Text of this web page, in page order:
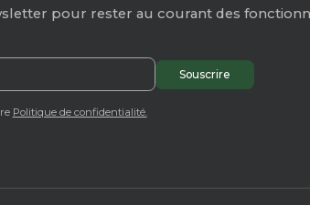
pour rester au courant des
Politique de confidentialité.